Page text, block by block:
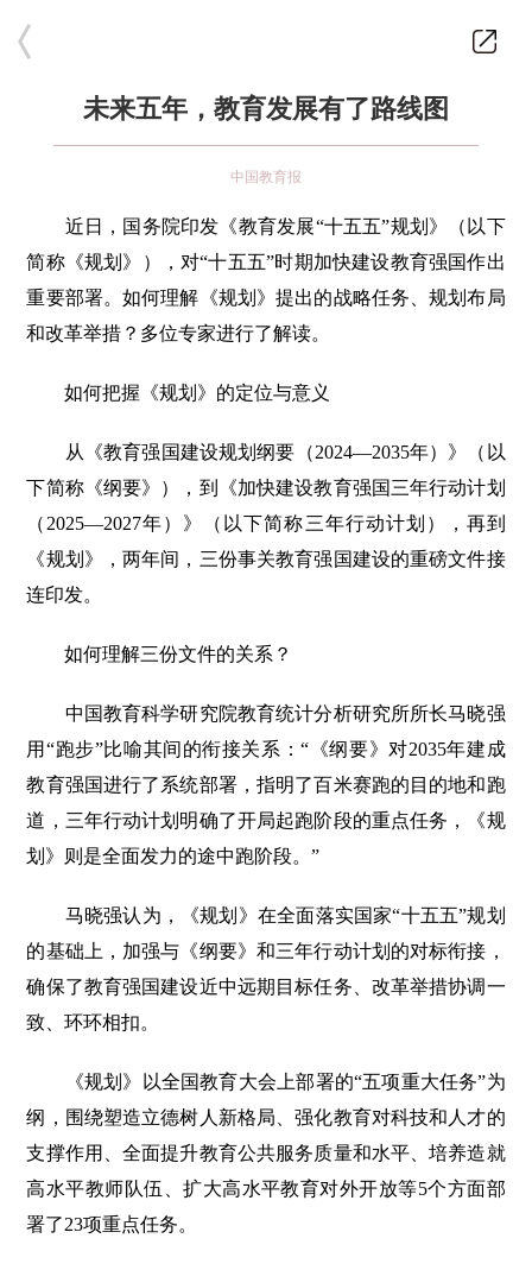
未来五年，教育发展有了路线图
中国教育报
近日，国务院印发《教育发展“十五五”规划》（以下
简称《规划》），对“十五五”时期加快建设教育强国作出
重要部署。如何理解《规划》提出的战略任务、规划布局
和改革举措？多位专家进行了解读。
如何把握《规划》的定位与意义
从《教育强国建设规划纲要（2024—2035年）》（以
下简称《纲要》），到《加快建设教育强国三年行动计划
（2025—2027年）》（以下简称三年行动计划），再到
《规划》，两年间，三份事关教育强国建设的重磅文件接
连印发。
如何理解三份文件的关系？
中国教育科学研究院教育统计分析研究所所长马晓强
用“跑步”比喻其间的衔接关系：“《纲要》对2035年建成
教育强国进行了系统部署，指明了百米赛跑的目的地和跑
道，三年行动计划明确了开局起跑阶段的重点任务，《规
划》则是全面发力的途中跑阶段。”
马晓强认为，《规划》在全面落实国家“十五五”规划
的基础上，加强与《纲要》和三年行动计划的对标衔接，
确保了教育强国建设近中远期目标任务、改革举措协调一
致、环环相扣。
《规划》以全国教育大会上部署的“五项重大任务”为
纲，围绕塑造立德树人新格局、强化教育对科技和人才的
支撑作用、全面提升教育公共服务质量和水平、培养造就
高水平教师队伍、扩大高水平教育对外开放等5个方面部
署了23项重点任务。